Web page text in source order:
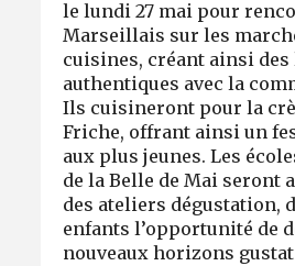
le lundi 27 mai pour
Marseillais sur les
cuisines, créant ainsi
authentiques avec la
Ils cuisineront pour la
Friche, offrant ainsi un
aux plus jeunes. Les
de la Belle de Mai seront
des ateliers dégustation,
enfants l’opportunité de
nouveaux horizons